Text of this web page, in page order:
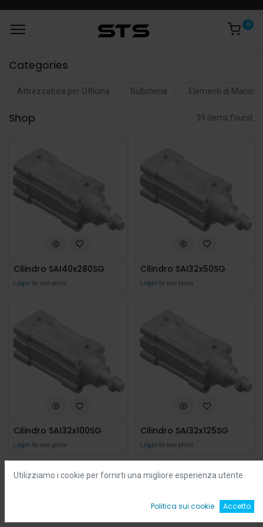
Default
0
Categories
Attrezzature per Officina Bulloneria Elementi di
Shop 39 items found.
Cilindro SAI40x280SG
Login to see price
Cilindro SAI32x50SG
Login to see price
Cilindro SAI32x100SG
Login to see price
Cilindro SAI32x125SG
Login to see price
Utilizziamo i cookie per fornirti una migliore esperienza utente.
Politica sui cookie Accetto